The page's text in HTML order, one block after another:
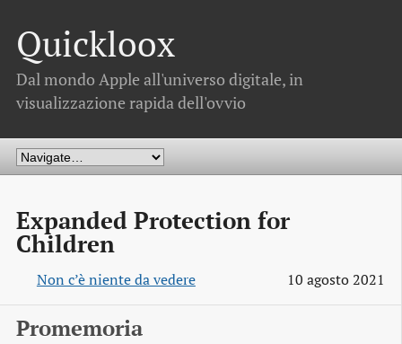
Quickloox
Dal mondo Apple all'universo digitale, in
visualizzazione rapida dell'ovvio
Expanded Protection for
Children
Non c’è niente da vedere 10 agosto 2021
Promemoria